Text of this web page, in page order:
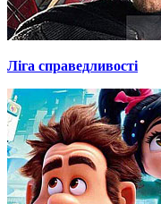
Ліга справедливості